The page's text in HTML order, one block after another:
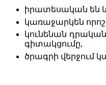
իրատեսական են
կառաջարկեն
կունենան դրական
գիտակցումը,
ծրագրի վերջում